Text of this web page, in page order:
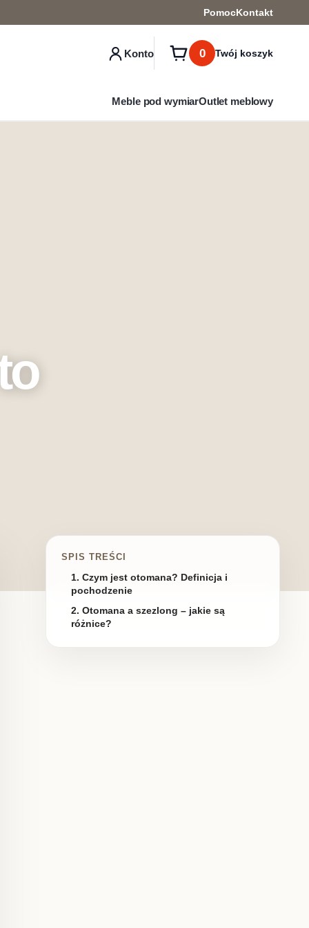
PomocKontakt
Konto 0 Twój koszyk
Meble pod wymiarOutlet meblowy
SPIS TREŚCI
1. Czym jest otomana? Definicja i
pochodzenie
2. Otomana a szezlong – jakie są
różnice?